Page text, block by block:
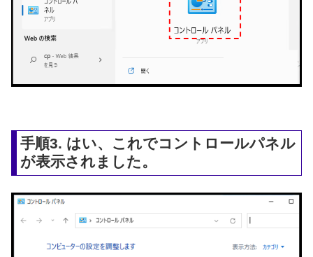
手順3. はい、これでコントロールパネル
が表示されました。